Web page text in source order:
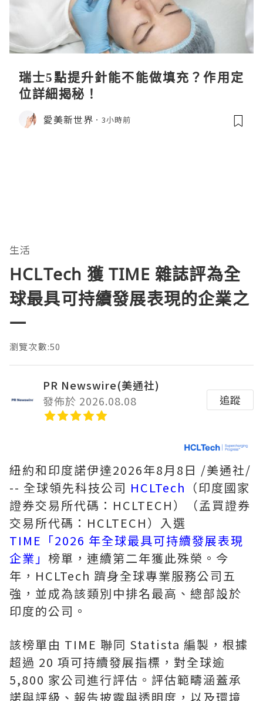
瑞士5點提升針能不能做填充？作用定
位詳細揭秘！
愛美新世界 3小時前
生活
HCLTech 獲 TIME 雜誌評為全
球最具可持續發展表現的企業之
一
瀏覽次數:50
PR Newswire(美通社)
發佈於 2026.08.08
追蹤
紐約和印度諾伊達2026年8月8日 /美通社/
-- 全球領先科技公司 HCLTech （印度國家
證券交易所代碼：HCLTECH）（孟買證券
交易所代碼：HCLTECH）入選
TIME「2026 年全球最具可持續發展表現
企業」 榜單，連續第二年獲此殊榮。今
年，HCLTech 躋身全球專業服務公司五
強，並成為該類別中排名最高、總部設於
印度的公司。
該榜單由 TIME 聯同 Statista 編製，根據
超過 20 項可持續發展指標，對全球逾
5,800 家公司進行評估。評估範疇涵蓋承
諾與評級、報告披露與透明度，以及環境